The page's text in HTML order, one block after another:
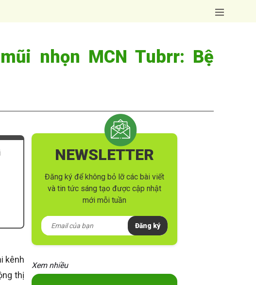
nhọn MCN Tubrr: Bệ
kênh
thị
NEWSLETTER
Đăng ký để không bỏ lỡ các bài viết
và tin tức sáng tạo được cập nhật
mới mỗi tuần
Đăng ký
Xem nhiều